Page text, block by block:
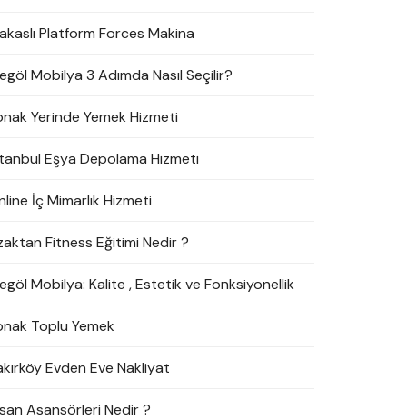
Platform Forces Makina
Mobilya 3 Adımda Nasıl Seçilir?
Yerinde Yemek Hizmeti
Eşya Depolama Hizmeti
İç Mimarlık Hizmeti
Fitness Eğitimi Nedir ?
Mobilya: Kalite , Estetik ve Fonksiyonellik
Toplu Yemek
Evden Eve Nakliyat
Asansörleri Nedir ?